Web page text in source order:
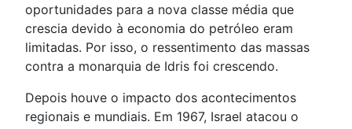
oportunidades para a nova classe média que
crescia devido à economia do petróleo eram
limitadas. Por isso, o ressentimento das massas
contra a monarquia de Idris foi crescendo.
Depois houve o impacto dos acontecimentos
regionais e mundiais. Em 1967, Israel atacou o